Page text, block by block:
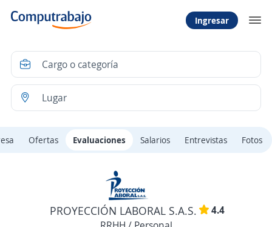
Ingresar
Ofertas Evaluaciones Salarios Entrevistas Fotos
PROYECCIÓN LABORAL S.A.S.
4.4